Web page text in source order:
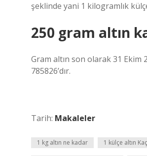
şeklinde yani 1 kilogramlık
250 gram altın
Gram altın son olarak 31 Ekim
785826’dır.
Tarih: Makaleler
1 kg altın ne kadar 1 külçe altın